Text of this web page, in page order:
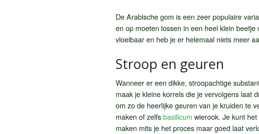
De Arabische gom is een zeer populaire
en op moeten lossen in een heel klein
vloeibaar en heb je er helemaal niets meer
Stroop en geuren
Wanneer er een dikke, stroopachtige
maak je kleine korrels die je vervolgens laat
om zo de heerlijke geuren van je kruiden te
maken of zelfsbasilicum wierook. Je kunt
maken mits je het proces maar goed laat